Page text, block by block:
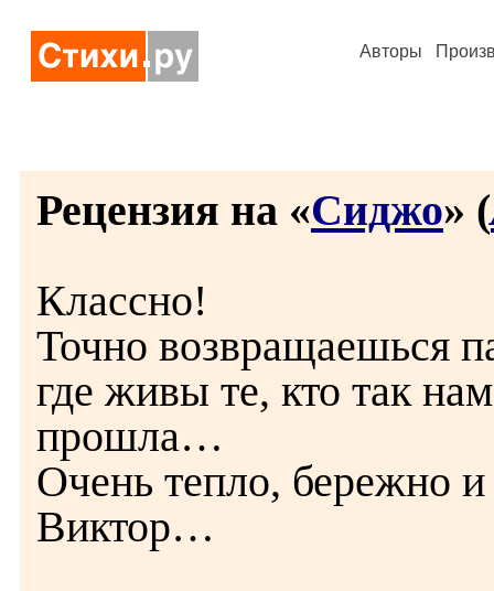
Авторы
Рецензия на «Сиджо» (
Классно!
Точно возвращаешься
где живы те, кто так
прошла…
Очень тепло, бережно и
Виктор…